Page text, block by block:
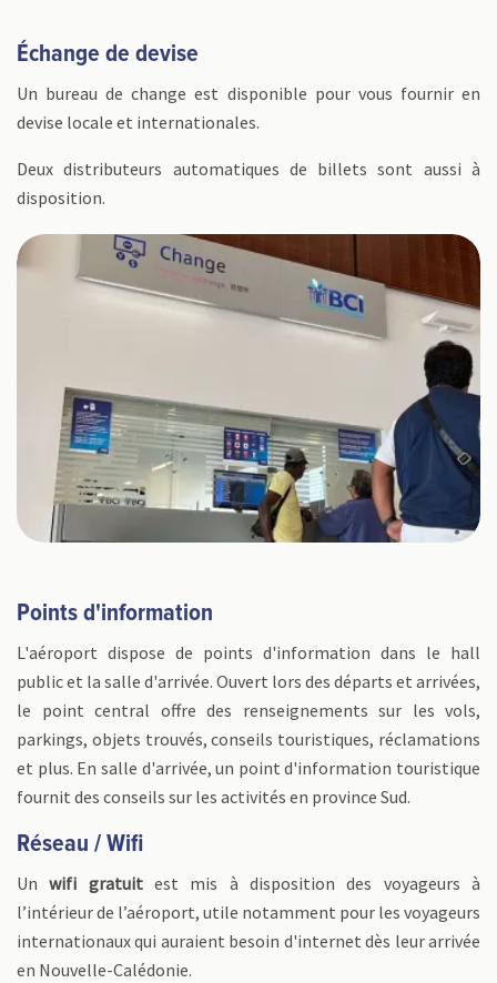
Échange de devise
Un bureau de change est disponible pour vous fournir en
devise locale et internationales.
Deux distributeurs automatiques de billets sont aussi à
disposition.
Points d'information
L'aéroport dispose de points d'information dans le hall
public et la salle d'arrivée. Ouvert lors des départs et arrivées,
le point central offre des renseignements sur les vols,
parkings, objets trouvés, conseils touristiques, réclamations
et plus. En salle d'arrivée, un point d'information touristique
fournit des conseils sur les activités en province Sud.
Réseau / Wifi
Unwifi gratuitest mis à disposition des voyageurs à
l’intérieur de l’aéroport, utile notamment pour les voyageurs
internationaux qui auraient besoin d'internet dès leur arrivée
en Nouvelle-Calédonie.